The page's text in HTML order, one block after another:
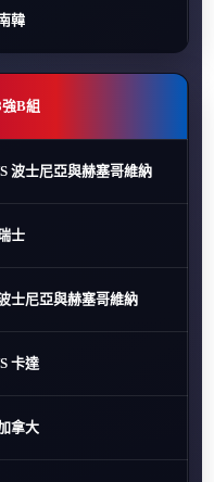
韓
B組
波士尼亞與赫塞哥維納
士
士尼亞與赫塞哥維納
卡達
拿大